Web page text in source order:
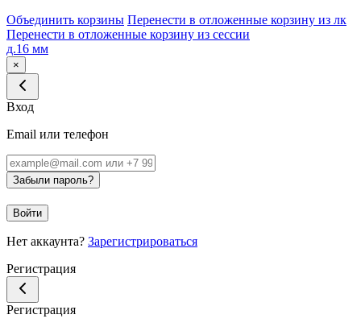
Объединить корзины Перенести в отложенные корзину из лк
Перенести в отложенные корзину из сессии
д.16 мм
×
Вход
Email или телефон
Забыли пароль?
Войти
Нет аккаунта? Зарегистрироваться
Регистрация
Регистрация